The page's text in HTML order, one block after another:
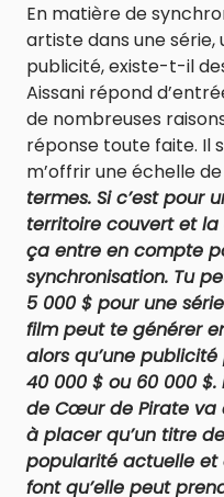
En matière de
artiste dans une
publicité, existe-t-il
Aissani répond
de nombreuses
réponse toute faite. Il
m’offrir une échelle
termes. Si c’est pour
territoire couvert et
ça entre en compte
synchronisation. Tu
5 000 $ pour une
film peut te générer
alors qu’une
40 000 $ ou 60 000
de Cœur de Pirate va
à placer qu’un titre
popularité actuelle et
font qu’elle peut